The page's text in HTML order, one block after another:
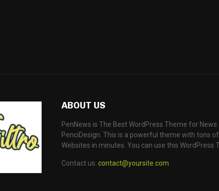
ABOUT US
PenNews is The Best WordPress Theme for
PenciDesign. This is a powerful theme with tons
Websites in minutes. You can use this WordPress
Contact us: contact@yoursite.com